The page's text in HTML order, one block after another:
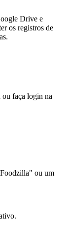
Drive e
os registros de
ou faça login na
ou um